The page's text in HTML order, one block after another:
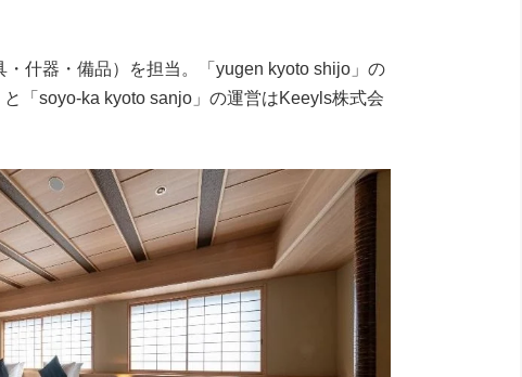
什器・備品）を担当。「yugen kyoto shijo」の
「soyo-ka kyoto sanjo」の運営はKeeyls株式会